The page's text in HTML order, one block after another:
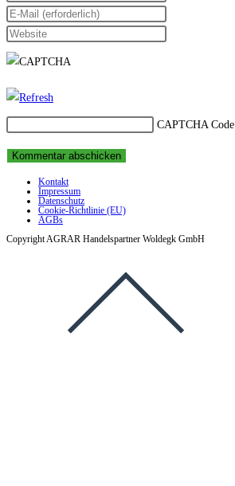
Sie
Ihren
Namen
Benutzernamen
Kommentieren
ein
Geben
Sie
Ihre
Mail-
zum
Kommentieren
Geben
Sie
Website-
ein
(optional)
CAPTCHA Code
Kontakt
Impressum
Datenschutz
Cookie-Richtlinie (EU)
AGBs
Copyright AGRAR Handelspartner Woldegk GmbH